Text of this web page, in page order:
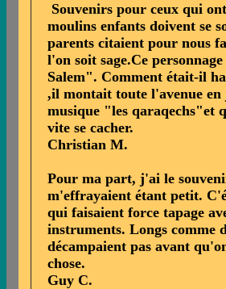
Souvenirs pour ceux qui
moulins enfants doivent se
parents citaient pour nous
l'on soit sage.Ce
Salem". Comment était-il
,il montait toute l'avenue
musique "les qaraqechs"et
vite se cacher.
Christian M.
Pour ma part, j'ai le
m'effrayaient étant petit.
qui faisaient force tapage
instruments. Longs comme
décampaient pas avant
chose.
Guy C.